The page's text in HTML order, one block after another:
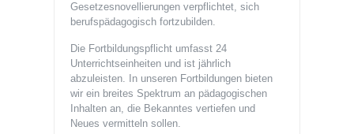
Gesetzesnovellierungen verpflichtet, sich
berufspädagogisch fortzubilden.
Die Fortbildungspflicht umfasst 24
Unterrichtseinheiten und ist jährlich
abzuleisten. In unseren Fortbildungen bieten
wir ein breites Spektrum an pädagogischen
Inhalten an, die Bekanntes vertiefen und
Neues vermitteln sollen.